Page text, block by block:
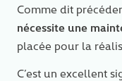
Comme dit
nécessite une
placée pour la
C’est un excellent